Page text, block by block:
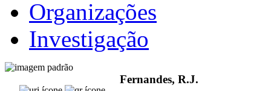
Organizações
Investigação
Fernandes, R.J.